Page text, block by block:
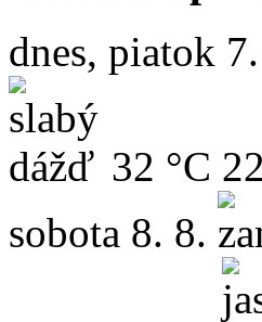
dnes, piatok
32 °C
sobota 8. 8.